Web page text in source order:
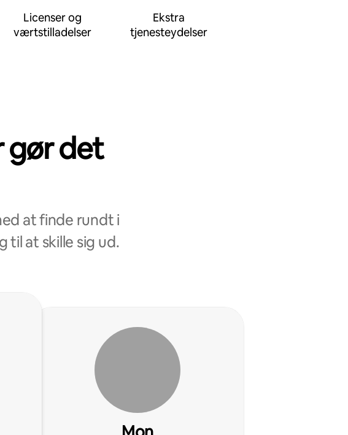
Licenser og
værtstilladelser
Ekstra
tjenesteydelser
gør det
at finde rundt i
til at skille sig ud.